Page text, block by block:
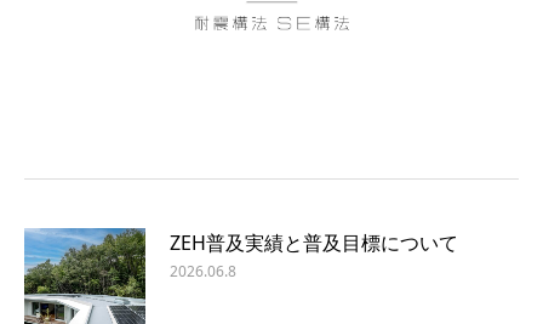
ZEH普及実績と普及目標について
2026.06.8